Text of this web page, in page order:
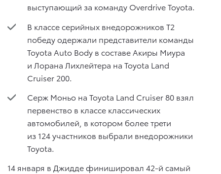
выступающий за команду Overdrive Toyota.
В классе серийных внедорожников Т2
победу одержали представители команды
Toyota Auto Body в составе Акиры Миура
и Лорана Лихлейтера на Toyota Land
Cruiser 200.
Серж Моньо на Toyota Land Cruiser 80 взял
первенство в классе классических
автомобилей, в котором более трети
из 124 участников выбрали внедорожники
Toyota.
14 января в Джидде финишировал 42-й самый